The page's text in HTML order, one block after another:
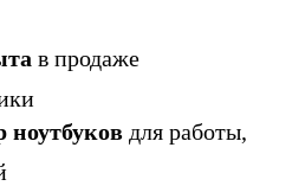
в продаже
для работы,